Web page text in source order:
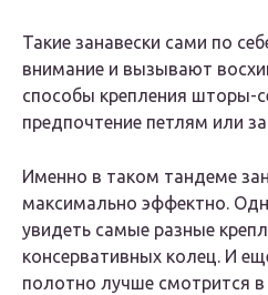
Такие занавески сами по
внимание и вызывают
способы крепления шторы-
предпочтение петлям или
Именно в таком тандеме
максимально эффектно.
увидеть самые разные
консервативных колец. И
полотно лучше смотрится в